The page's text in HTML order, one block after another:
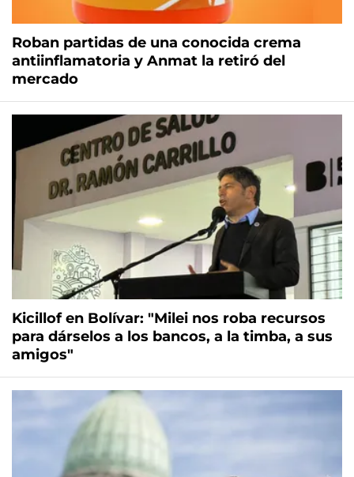
Roban partidas de una conocida crema
antiinflamatoria y Anmat la retiró del
mercado
Kicillof en Bolívar: "Milei nos roba recursos
para dárselos a los bancos, a la timba, a sus
amigos"